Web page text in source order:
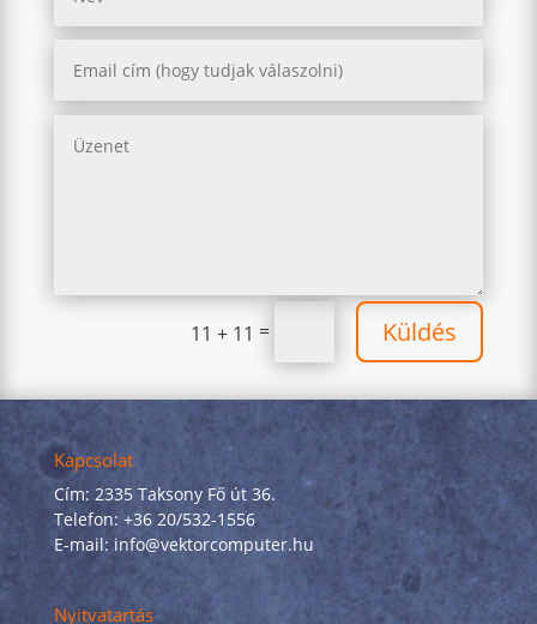
11 + 11 = Küldés
Kapcsolat
Cím: 2335 Taksony Fő út 36.
Telefon: +36 20/532-1556
E-mail: info@vektorcomputer.hu
Nyitvatartás